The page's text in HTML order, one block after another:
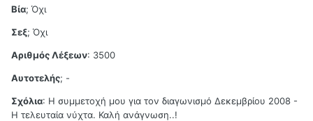
Βία; Όχι
Σεξ; Όχι
Αριθμός Λέξεων: 3500
Αυτοτελής; -
Σχόλια: Η συμμετοχή μου για τον διαγωνισμό Δεκεμβρίου 2008 -
Η τελευταία νύχτα. Καλή ανάγνωση..!